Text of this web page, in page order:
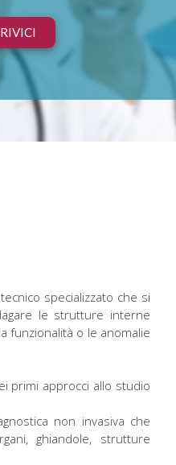
specializzato che si
le strutture interne
funzionalità o le anomalie
primi approcci allo studio
non invasiva che
ghiandole, strutture